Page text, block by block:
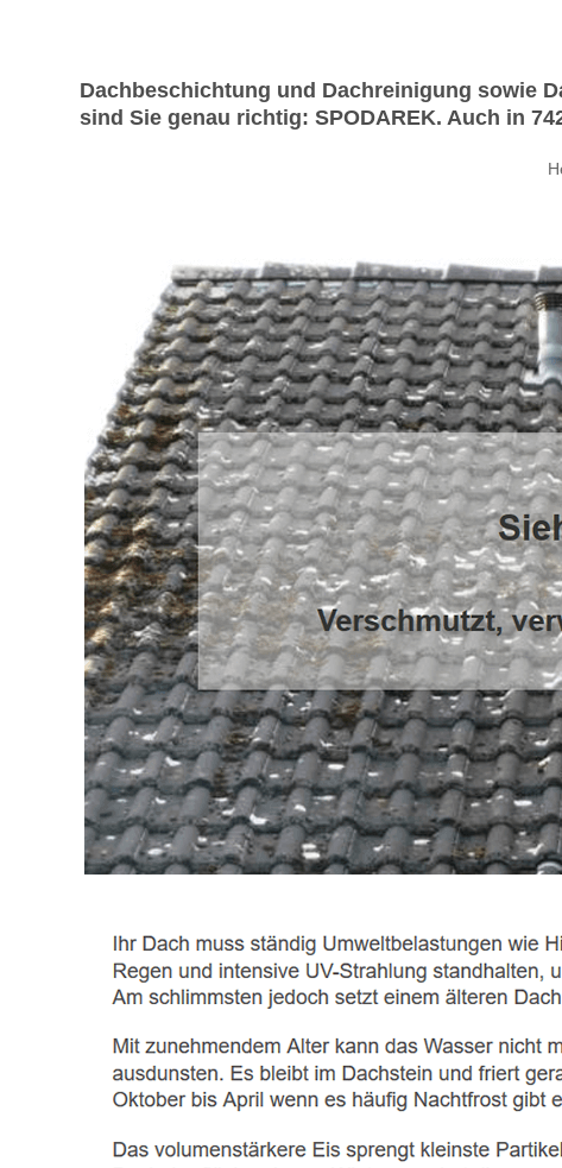
Dachbeschichtung und Dachreinigung sowie
sind Sie genau richtig: SPODAREK. Auch in